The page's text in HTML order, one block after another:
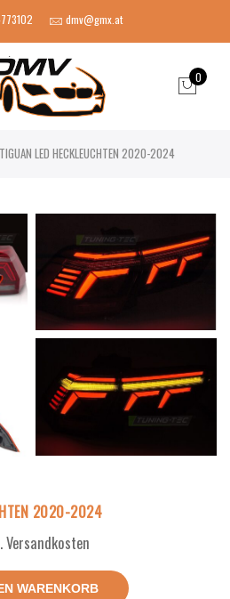
dmv@gmx.at
0
LED HECKLEUCHTEN 2020-2024
2020-2024
Versandkosten
WARENKORB